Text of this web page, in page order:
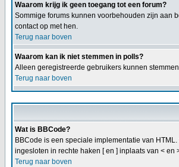
Waarom krijg ik geen toegang tot een forum?
Sommige forums kunnen voorbehouden zijn aan
contact op met hen.
Terug naar boven
Waarom kan ik niet stemmen in polls?
Alleen geregistreerde gebruikers kunnen
Terug naar boven
Wat is BBCode?
BBCode is een speciale implementatie van
ingesloten in rechte haken [ en ] inplaats van <
Terug naar boven